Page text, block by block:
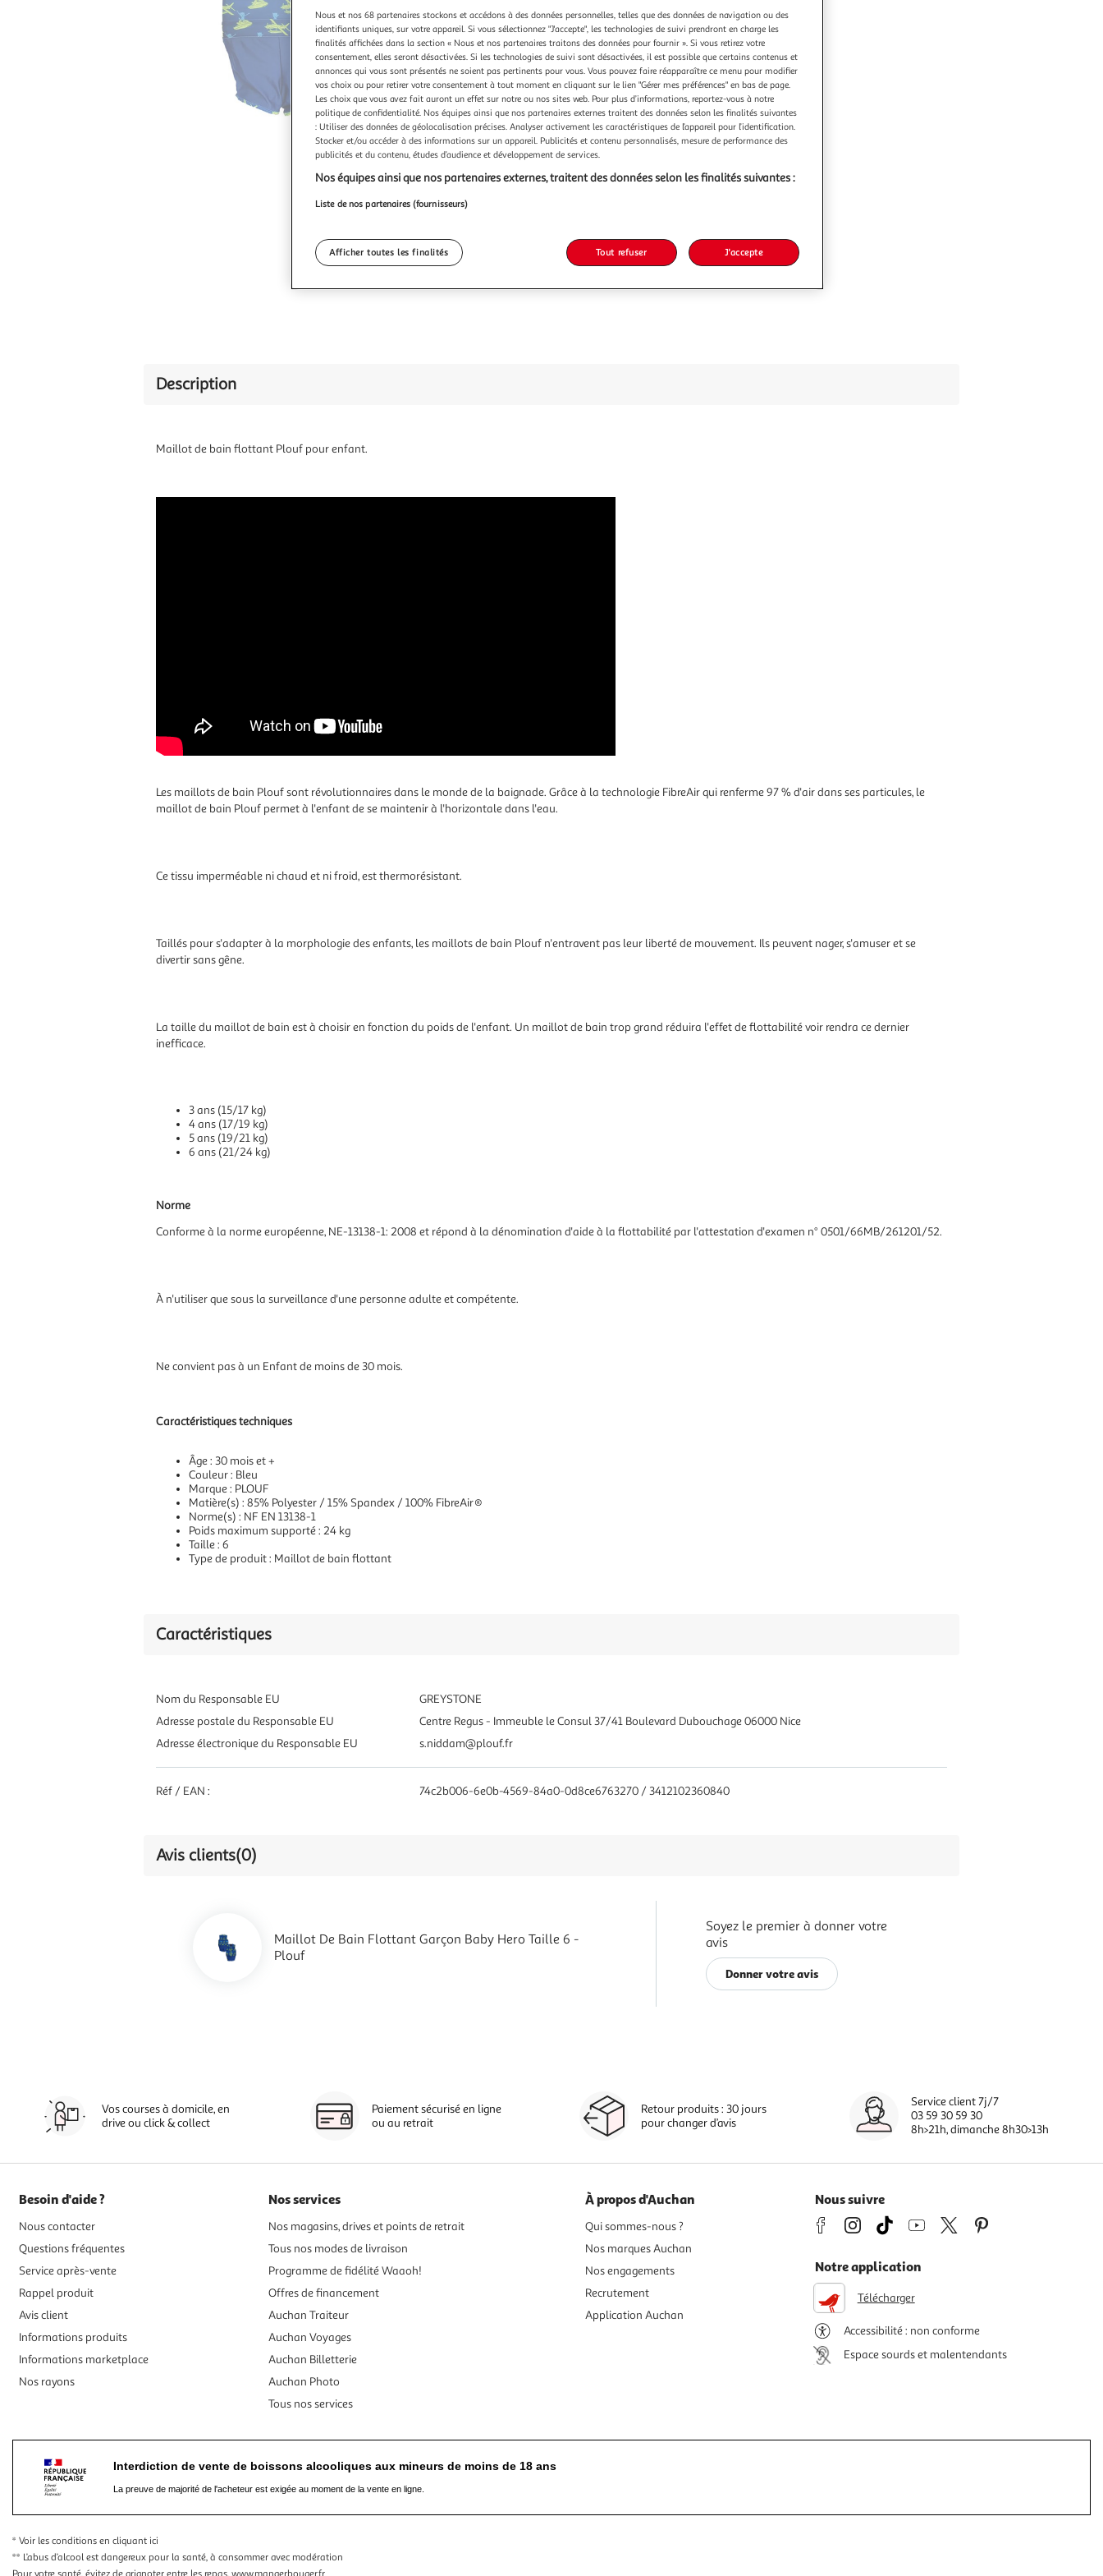
Description
Maillot de bain flottant Plouf pour enfant.
Les maillots de bain Plouf sont révolutionnaires dans le monde de la baignade. Grâce à la technologie FibreAir qui renferme 97 % d'air dans ses particules, le
maillot de bain Plouf permet à l'enfant de se maintenir à l'horizontale dans l'eau.
Ce tissu imperméable ni chaud et ni froid, est thermorésistant.
Taillés pour s'adapter à la morphologie des enfants, les maillots de bain Plouf n'entravent pas leur liberté de mouvement. Ils peuvent nager, s'amuser et se
divertir sans gêne.
La taille du maillot de bain est à choisir en fonction du poids de l'enfant. Un maillot de bain trop grand réduira l'effet de flottabilité voir rendra ce dernier
inefficace.
3 ans (15/17 kg)
4 ans (17/19 kg)
5 ans (19/21 kg)
6 ans (21/24 kg)
Norme
Conforme à la norme européenne, NE-13138-1: 2008 et répond à la dénomination d'aide à la flottabilité par l'attestation d'examen n° 0501/66MB/261201/52.
À n'utiliser que sous la surveillance d'une personne adulte et compétente.
Ne convient pas à un Enfant de moins de 30 mois.
Caractéristiques techniques
Âge : 30 mois et +
Couleur : Bleu
Marque : PLOUF
Matière(s) : 85% Polyester / 15% Spandex / 100% FibreAir®
Norme(s) : NF EN 13138-1
Poids maximum supporté : 24 kg
Taille : 6
Type de produit : Maillot de bain flottant
Caractéristiques
Nom du Responsable EU
GREYSTONE
Adresse postale du Responsable EU
Centre Regus - Immeuble le Consul 37/41 Boulevard Dubouchage 06000 Nice
Adresse électronique du Responsable EU
s.niddam@plouf.fr
Réf / EAN : 74c2b006-6e0b-4569-84a0-0d8ce6763270 / 3412102360840
Avis clients(0)
Maillot De Bain Flottant Garçon Baby Hero Taille 6 -
Plouf
Soyez le premier à donner votre
avis
Donner votre avis
Vos courses à domicile, en
drive ou click & collect
Paiement sécurisé en ligne
ou au retrait
Retour produits : 30 jours
pour changer d’avis
Service client 7j/7
03 59 30 59 30
8h>21h, dimanche 8h30>13h
Besoin d'aide ?
Nous contacter
Questions fréquentes
Service après-vente
Rappel produit
Avis client
Informations produits
Informations marketplace
Nos rayons
Nos services
Nos magasins, drives et points de retrait
Tous nos modes de livraison
Programme de fidélité Waaoh!
Offres de financement
Auchan Traiteur
Auchan Voyages
Auchan Billetterie
Auchan Photo
Tous nos services
À propos d'Auchan
Qui sommes-nous ?
Nos marques Auchan
Nos engagements
Recrutement
Application Auchan
Nous suivre
Notre application
Télécharger
Accessibilité : non conforme
Espace sourds et malentendants
Interdiction de vente de boissons alcooliques aux mineurs de moins de 18 ans
La preuve de majorité de l'acheteur est exigée au moment de la vente en ligne.
* Voir les conditions en cliquant ici
** L’abus d’alcool est dangereux pour la santé, à consommer avec modération
Nous et nos 68 partenaires stockons et accédons à des données personnelles, telles que des données de navigation ou des
identifiants uniques, sur votre appareil. Si vous sélectionnez "J'accepte", les technologies de suivi prendront en charge les
finalités affichées dans la section « Nous et nos partenaires traitons des données pour fournir ». Si vous retirez votre
consentement, elles seront désactivées. Si les technologies de suivi sont désactivées, il est possible que certains contenus et
annonces qui vous sont présentés ne soient pas pertinents pour vous. Vous pouvez faire réapparaître ce menu pour modifier
vos choix ou pour retirer votre consentement à tout moment en cliquant sur le lien "Gérer mes préférences" en bas de page.
Les choix que vous avez fait auront un effet sur notre ou nos sites web. Pour plus d’informations, reportez-vous à notre
politique de confidentialité. Nos équipes ainsi que nos partenaires externes traitent des données selon les finalités suivantes
: Utiliser des données de géolocalisation précises. Analyser activement les caractéristiques de l’appareil pour l’identification.
Stocker et/ou accéder à des informations sur un appareil. Publicités et contenu personnalisés, mesure de performance des
publicités et du contenu, études d’audience et développement de services.
Nos équipes ainsi que nos partenaires externes, traitent des données selon les finalités suivantes :
Liste de nos partenaires (fournisseurs)
Afficher toutes les finalités Tout refuser J'accepte